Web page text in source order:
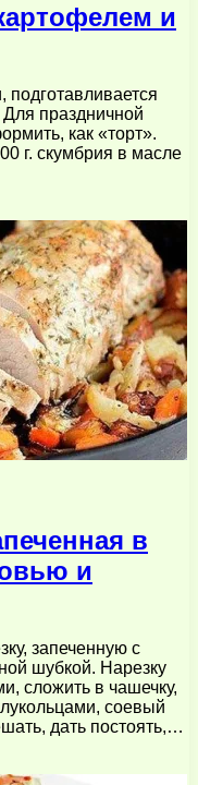
и
Для праздничной
как «торт».
г. скумбрия в масле
в
и
запеченную с
шубкой. Нарезку
сложить в чашечку,
соевый
дать постоять,…